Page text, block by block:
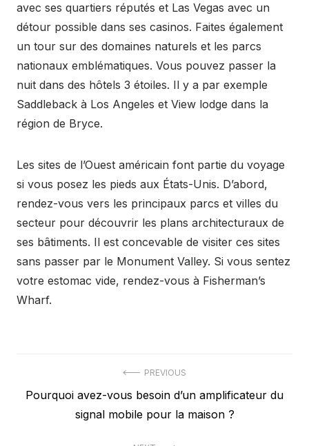
avec ses quartiers réputés et Las Vegas avec un
détour possible dans ses casinos. Faites également
un tour sur des domaines naturels et les parcs
nationaux emblématiques. Vous pouvez passer la
nuit dans des hôtels 3 étoiles. Il y a par exemple
Saddleback à Los Angeles et View lodge dans la
région de Bryce.
Les sites de l’Ouest américain font partie du voyage
si vous posez les pieds aux États-Unis. D’abord,
rendez-vous vers les principaux parcs et villes du
secteur pour découvrir les plans architecturaux de
ses bâtiments. Il est concevable de visiter ces sites
sans passer par le Monument Valley. Si vous sentez
votre estomac vide, rendez-vous à Fisherman’s
Wharf.
de
PREVIOUS
Previous
Pourquoi avez-vous besoin d’un amplificateur du
signal mobile pour la maison ?